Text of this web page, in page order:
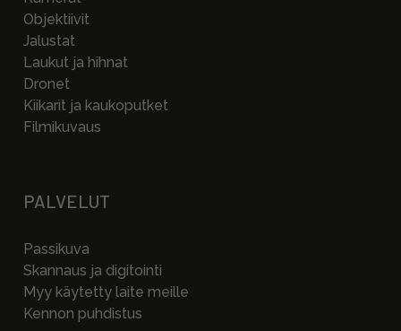
Objektiivit
Jalustat
Laukut ja hihnat
Dronet
Kiikarit ja kaukoputket
Filmikuvaus
PALVELUT
Passikuva
Skannaus ja digitointi
Myy käytetty laite meille
Kennon puhdistus